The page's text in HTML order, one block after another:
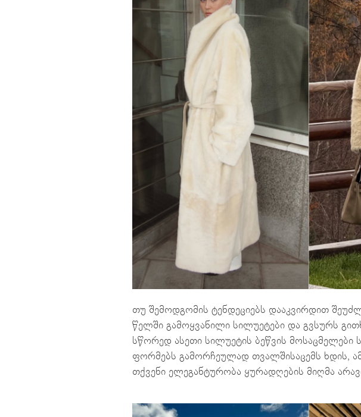
თუ შემოდგომის ტენდეციებს დააკვირდით
წელში გამოყვანილი სილუეტები და გვსურს
სწორედ ასეთი სილუეტის ბეწვის
ფორმებს გამორჩეულად თვალშისაცემს ხდის,
თქვენი ელეგანტურობა ყურადღების მიღმა